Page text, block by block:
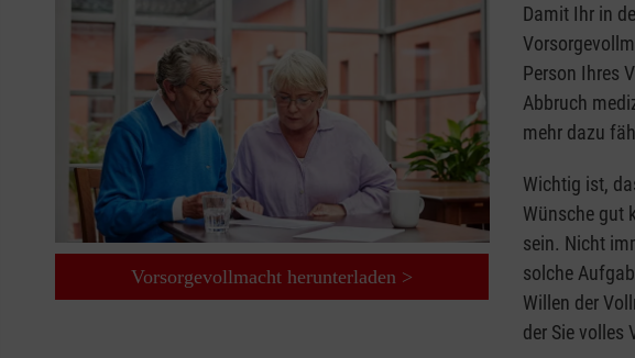
Vorsorgevollmacht herunterladen >
Damit Ihr in
Person Ihres
Abbruch
mehr dazu
Wichtig ist,
Wünsche gut
sein. Nicht
solche
Willen der
der Sie volles